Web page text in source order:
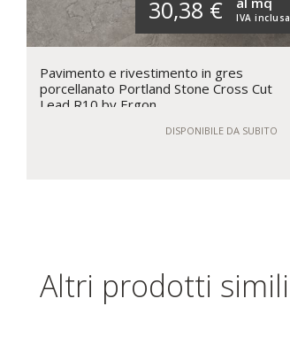
30,38 € IVA inclusa
Pavimento e rivestimento in gres
porcellanato Portland Stone Cross Cut
Lead R10 by Ergon
DISPONIBILE DA SUBITO
Altri prodotti simili